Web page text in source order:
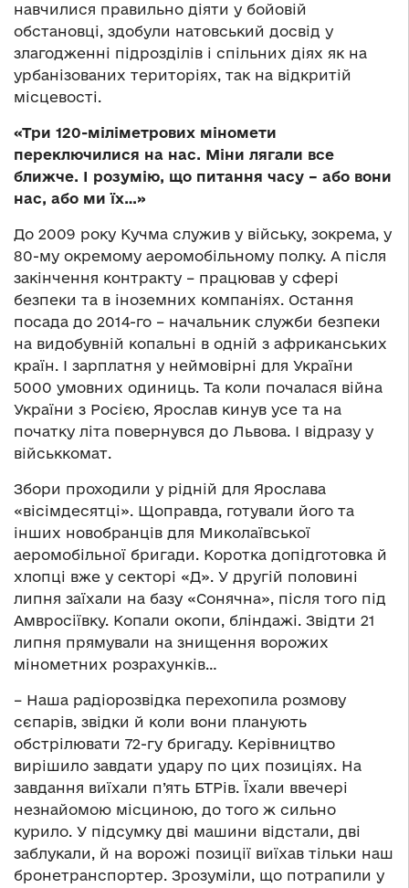
навчилися правильно діяти у бойовій
обстановці, здобули натовський досвід у
злагодженні підрозділів і спільних діях як на
урбанізованих територіях, так на відкритій
місцевості.
«Три 120-міліметрових міномети
переключилися на нас. Міни лягали все
ближче. І розумію, що питання часу – або вони
нас, або ми їх…»
До 2009 року Кучма служив у війську, зокрема, у
80-му окремому аеромобільному полку. А після
закінчення контракту – працював у сфері
безпеки та в іноземних компаніях. Остання
посада до 2014-го – начальник служби безпеки
на видобувній копальні в одній з африканських
країн. І зарплатня у неймовірні для України
5000 умовних одиниць. Та коли почалася війна
України з Росією, Ярослав кинув усе та на
початку літа повернувся до Львова. І відразу у
військкомат.
Збори проходили у рідній для Ярослава
«вісімдесятці». Щоправда, готували його та
інших новобранців для Миколаївської
аеромобільної бригади. Коротка допідготовка й
хлопці вже у секторі «Д». У другій половині
липня заїхали на базу «Сонячна», після того під
Амвросіївку. Копали окопи, бліндажі. Звідти 21
липня прямували на знищення ворожих
мінометних розрахунків…
– Наша радіорозвідка перехопила розмову
сєпарів, звідки й коли вони планують
обстрілювати 72-гу бригаду. Керівництво
вирішило завдати удару по цих позиціях. На
завдання виїхали п’ять БТРів. Їхали ввечері
незнайомою місциною, до того ж сильно
курило. У підсумку дві машини відстали, дві
заблукали, й на ворожі позиції виїхав тільки наш
бронетранспортер. Зрозуміли, що потрапили у